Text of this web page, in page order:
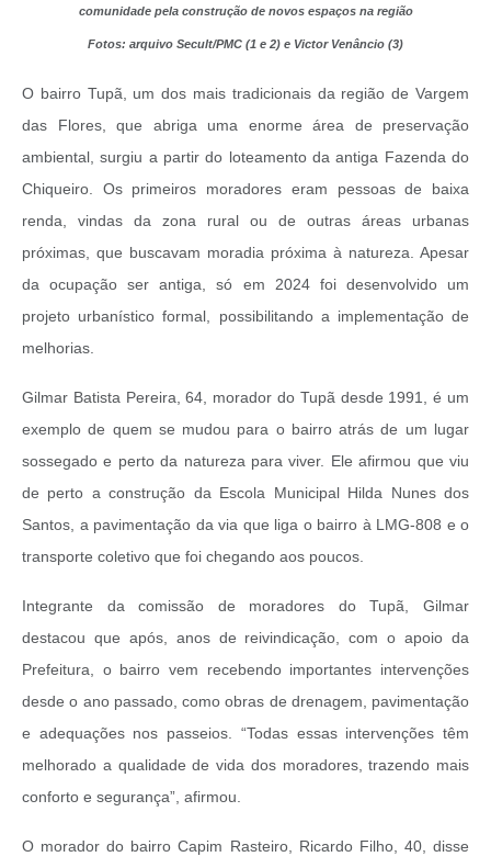
comunidade pela construção de novos espaços na região
Fotos: arquivo Secult/PMC (1 e 2) e Victor Venâncio (3)
O bairro Tupã, um dos mais tradicionais da região de Vargem
das Flores, que abriga uma enorme área de preservação
ambiental, surgiu a partir do loteamento da antiga Fazenda do
Chiqueiro. Os primeiros moradores eram pessoas de baixa
renda, vindas da zona rural ou de outras áreas urbanas
próximas, que buscavam moradia próxima à natureza. Apesar
da ocupação ser antiga, só em 2024 foi desenvolvido um
projeto urbanístico formal, possibilitando a implementação de
melhorias.
Gilmar Batista Pereira, 64, morador do Tupã desde 1991, é um
exemplo de quem se mudou para o bairro atrás de um lugar
sossegado e perto da natureza para viver. Ele afirmou que viu
de perto a construção da Escola Municipal Hilda Nunes dos
Santos, a pavimentação da via que liga o bairro à LMG-808 e o
transporte coletivo que foi chegando aos poucos.
Integrante da comissão de moradores do Tupã, Gilmar
destacou que após, anos de reivindicação, com o apoio da
Prefeitura, o bairro vem recebendo importantes intervenções
desde o ano passado, como obras de drenagem, pavimentação
e adequações nos passeios. “Todas essas intervenções têm
melhorado a qualidade de vida dos moradores, trazendo mais
conforto e segurança”, afirmou.
O morador do bairro Capim Rasteiro, Ricardo Filho, 40, disse